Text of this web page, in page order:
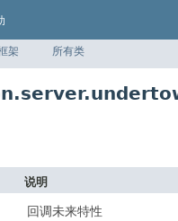
架 所有类
说明
回调未来特性